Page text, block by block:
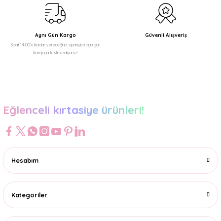
Aynı Gün Kargo
Saat 14:00'e kadar vereceğiniz siparişleri aynı gün
kargoya teslim ediyoruz!
Güvenli Alışveriş
Eğlenceli kırtasiye ürünleri!
Hesabım
Kategoriler